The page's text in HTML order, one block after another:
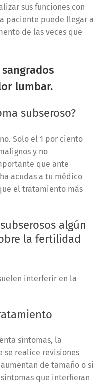
sus funciones con
paciente puede llegar a
de las veces que
lumbar.
subseroso?
Solo el 1 por ciento
y no
que ante
acudas a tu médico
el tratamiento más
algún
la fertilidad
interferir en la
síntomas, la
se realice revisiones
de tamaño o si
que interfieran